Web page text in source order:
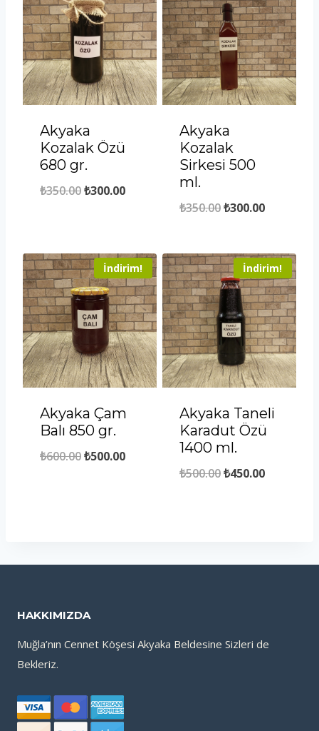
Akyaka
Kozalak Özü
680 gr.
₺350.00Orijinal
₺300.00Şu
₺300.00.
Akyaka
Kozalak
Sirkesi 500
ml.
₺350.00Orijinal
₺350.00.
₺300.00Şu
fiyat:
₺300.00.
İndirim!
Akyaka Çam
Balı 850 gr.
₺600.00Orijinal
₺500.00Şu
İndirim!
Akyaka Taneli
Karadut Özü
1400 ml.
₺500.00Orijinal
₺450.00Şu
HAKKIMIZDA
Muğla’nın Cennet Köşesi Akyaka Beldesine Sizleri de
Bekleriz.